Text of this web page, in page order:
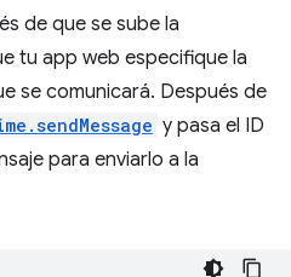
de que se sube la
tu app web especifique la
se comunicará. Después de
⁠⁠ y pasa el ID
para enviarlo a la